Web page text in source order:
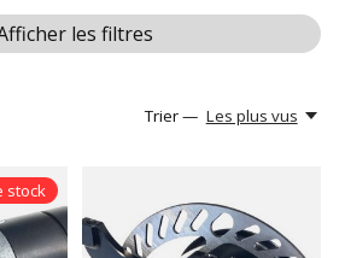
les filtres
Trier — Les plus vus
stock